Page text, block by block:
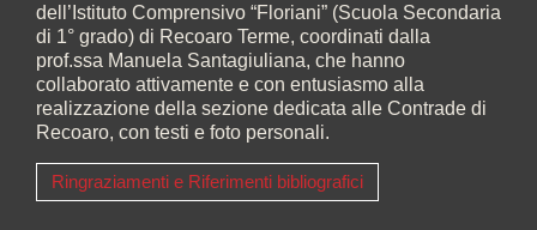
dell’Istituto Comprensivo “Floriani” (Scuola Secondaria
di 1° grado) di Recoaro Terme, coordinati dalla
prof.ssa Manuela Santagiuliana, che hanno
collaborato attivamente e con entusiasmo alla
realizzazione della sezione dedicata alle Contrade di
Recoaro, con testi e foto personali.
Ringraziamenti e Riferimenti bibliografici